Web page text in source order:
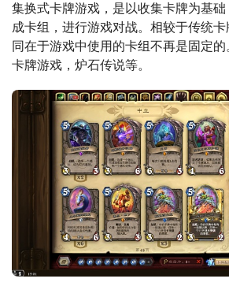
集换式卡牌游戏，是以收集卡牌为基
成卡组，进行游戏对战。相较于传统
同在于游戏中使用的卡组不再是固定
卡牌游戏，炉石传说等。